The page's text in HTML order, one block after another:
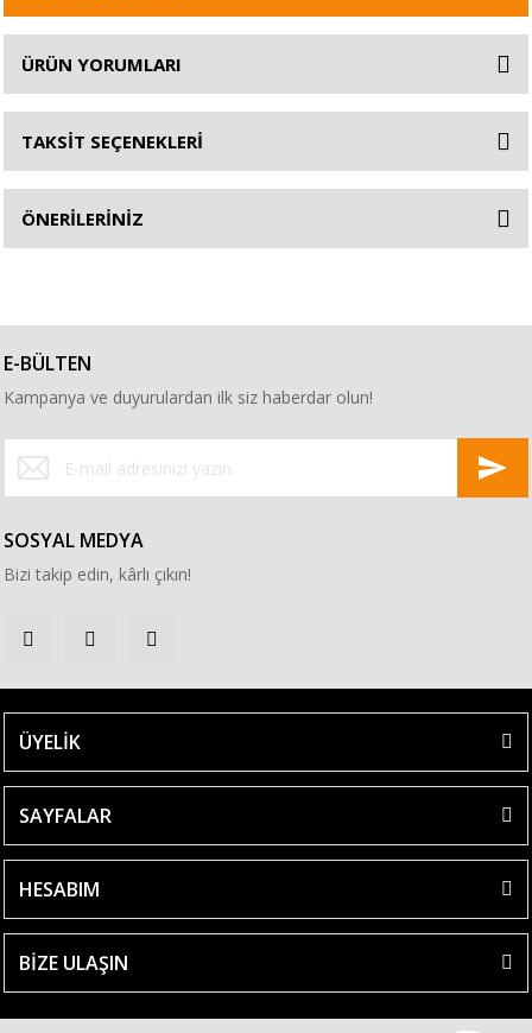
ÜRÜN YORUMLARI
TAKSİT SEÇENEKLERİ
ÖNERİLERİNİZ
E-BÜLTEN
Kampanya ve duyurulardan ilk siz haberdar olun!
SOSYAL MEDYA
Bizi takip edin, kârlı çıkın!
ÜYELİK
SAYFALAR
HESABIM
BİZE ULAŞIN